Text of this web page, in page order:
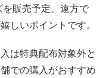
販売予定。遠方で
しいポイントです。
は特典配布対象外と
での購入がおすすめ